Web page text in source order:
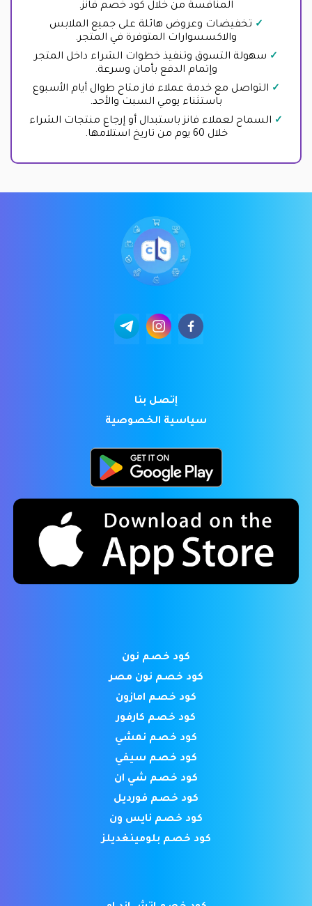
المنافسة من خلال كود خصم فانز.
تخفيضات وعروض هائلة على جميع الملابس
والاكسسوارات المتوفرة في المتجر.
سهولة التسوق وتنفيذ خطوات الشراء داخل المتجر
وإتمام الدفع بأمان وسرعة.
التواصل مع خدمة عملاء فاز متاح طوال أيام الأسبوع
باستثناء يومي السبت والأحد.
السماح لعملاء فانز باستبدال أو إرجاع منتجات الشراء
خلال 60 يوم من تاريخ استلامها.
إتصل بنا
سياسية الخصوصية
كود خصم نون
كود خصم نون مصر
كود خصم امازون
كود خصم كارفور
كود خصم نمشي
كود خصم سيفي
كود خصم شي ان
كود خصم فورديل
كود خصم نايس ون
كود خصم بلومينغديلز